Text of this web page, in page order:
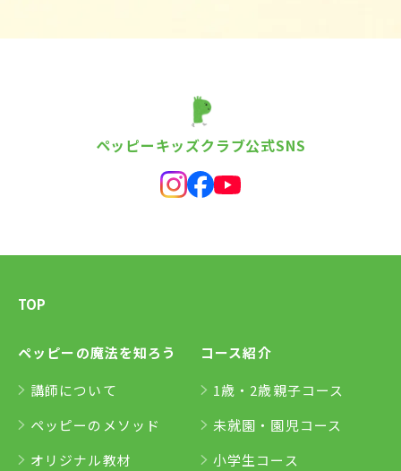
ペッピーキッズクラブ公式SNS
TOP
ペッピーの魔法を知ろう
講師について
ペッピーのメソッド
オリジナル教材
コース紹介
1歳・2歳親子コース
未就園・園児コース
小学生コース